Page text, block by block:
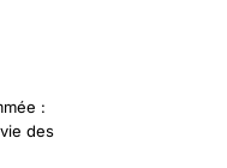
:
des